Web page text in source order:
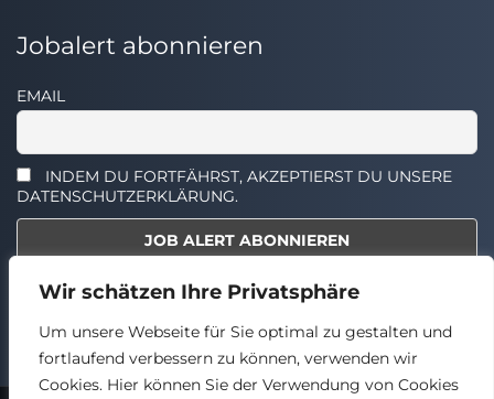
Wir schätzen Ihre Privatsphäre
Um unsere Webseite für Sie optimal zu gestalten und
fortlaufend verbessern zu können, verwenden wir
Cookies. Hier können Sie der Verwendung von Cookies
Jobalert abonnieren
EMAIL
INDEM DU FORTFÄHRST, AKZEPTIERST DU UNSERE
DATENSCHUTZERKLÄRUNG.
Select the widget you want to show.